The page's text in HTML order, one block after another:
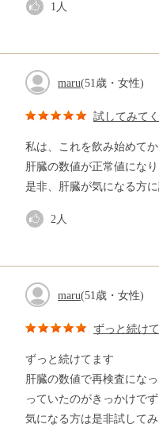
1 人
maru(51歳・女性)
試してみて
私は、これを飲み始めてか
肝臓の数値が正常値になり
是非、肝臓が気になる方
2人
maru(51歳・女性)
ずっと続け
ずっと続けてます
肝臓の数値で再検査にな
っていたのがきっかけで
気になる方は是非試してみ